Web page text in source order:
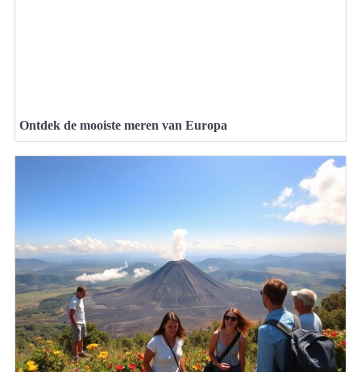
Ontdek de mooiste meren van Europa